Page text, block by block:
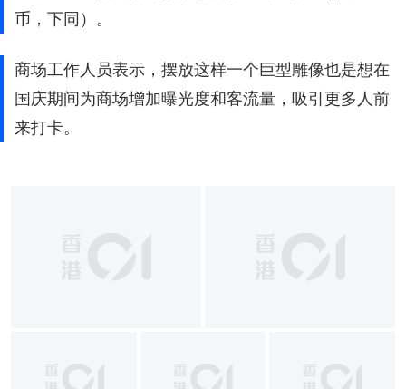
币，下同）。
商场工作人员表示，摆放这样一个巨型雕像也是想在
国庆期间为商场增加曝光度和客流量，吸引更多人前
来打卡。